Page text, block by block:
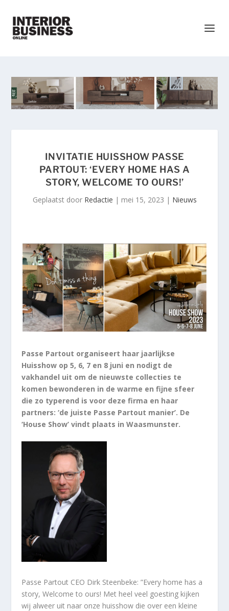
INVITATIE HUISSHOW PASSE
PARTOUT: ‘EVERY HOME HAS A
STORY, WELCOME TO OURS!’
Geplaatst door Redactie | mei 15, 2023 | Nieuws
Passe Partout organiseert haar jaarlijkse
Huisshow op 5, 6, 7 en 8 juni en nodigt de
vakhandel uit om de nieuwste collecties te
komen bewonderen in de warme en fijne sfeer
die zo typerend is voor deze firma en haar
partners: ‘de juiste Passe Partout manier’. De
‘House Show’ vindt plaats in Waasmunster.
Passe Partout CEO Dirk Steenbeke: ”Every home has a
story, Welcome to ours! Met heel veel goesting kijken
wij alweer uit naar onze huisshow die over een kleine